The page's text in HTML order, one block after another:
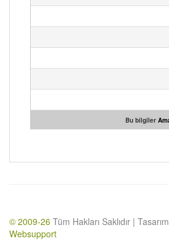
Bu bilgiler
© 2009-26 Tüm Hakları Saklıdır |
Websupport